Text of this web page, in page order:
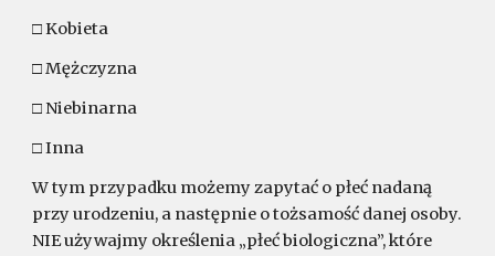
□ Kobieta
□ Mężczyzna
□ Niebinarna
□ Inna
W tym przypadku możemy zapytać o płeć nadaną
przy urodzeniu, a następnie o tożsamość danej osoby.
NIE używajmy określenia „płeć biologiczna”, które